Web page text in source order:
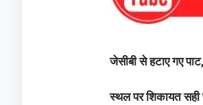
जेसीबी से हटाए गए
स्थल पर शिकायत सही